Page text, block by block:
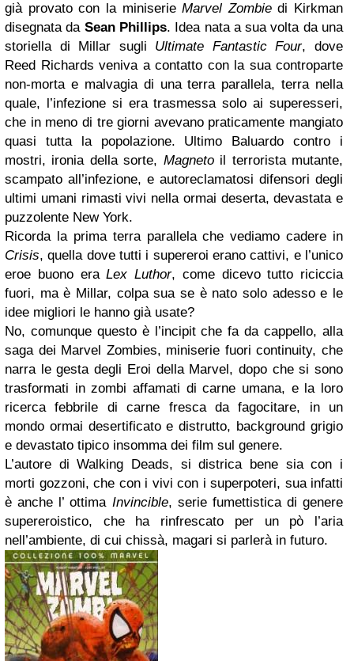
già provato con la miniserieMarvel Zombiedi Kirkman
disegnata da Sean Phillips. Idea nata a sua volta da una
storiella di Millar sugli Ultimate Fantastic Four, dove
Reed Richards veniva a contatto con la sua controparte
non-morta e malvagia di una terra parallela, terra nella
quale, l’infezione si era trasmessa solo ai superesseri,
che in meno di tre giorni avevano praticamente mangiato
quasi tutta la popolazione. Ultimo Baluardo contro i
mostri, ironia della sorte, Magnetoil terrorista mutante,
scampato all’infezione, e autoreclamatosi difensori degli
ultimi umani rimasti vivi nella ormai deserta, devastata e
puzzolente New York.
Ricorda la prima terra parallela che vediamo cadere in
Crisis, quella dove tutti i supereroi erano cattivi, e l’unico
eroe buono eraLex Luthor, come dicevo tutto riciccia
fuori, ma è Millar, colpa sua se è nato solo adesso e le
idee migliori le hanno già usate?
No, comunque questo è l’incipit che fa da cappello, alla
saga dei Marvel Zombies, miniserie fuori continuity, che
narra le gesta degli Eroi della Marvel, dopo che si sono
trasformati in zombi affamati di carne umana, e la loro
ricerca febbrile di carne fresca da fagocitare, in un
mondo ormai desertificato e distrutto, background grigio
e devastato tipico insomma dei film sul genere.
L’autore di Walking Deads, si districa bene sia con i
morti gozzoni, che con i vivi con i superpoteri, sua infatti
è anche l’ ottima Invincible, serie fumettistica di genere
supereroistico, che ha rinfrescato per un pò l’aria
nell’ambiente, di cui chissà, magari si parlerà in futuro.